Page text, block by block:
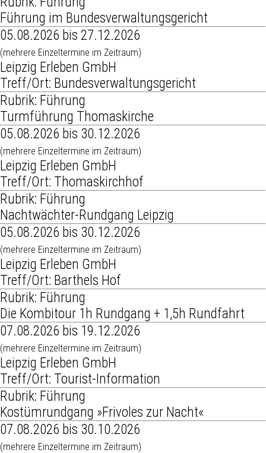
Führung im Bundesverwaltungsgericht
05.08.2026 bis 27.12.2026
(mehrere Einzeltermine im Zeitraum)
Leipzig Erleben GmbH
Treff/Ort: Bundesverwaltungsgericht
Rubrik: Führung
Turmführung Thomaskirche
05.08.2026 bis 30.12.2026
(mehrere Einzeltermine im Zeitraum)
Leipzig Erleben GmbH
Treff/Ort: Thomaskirchhof
Rubrik: Führung
Nachtwächter-Rundgang Leipzig
05.08.2026 bis 30.12.2026
(mehrere Einzeltermine im Zeitraum)
Leipzig Erleben GmbH
Treff/Ort: Barthels Hof
Rubrik: Führung
Die Kombitour 1h Rundgang + 1,5h Rundfahrt
07.08.2026 bis 19.12.2026
(mehrere Einzeltermine im Zeitraum)
Leipzig Erleben GmbH
Treff/Ort: Tourist-Information
Rubrik: Führung
Kostümrundgang »Frivoles zur Nacht«
07.08.2026 bis 30.10.2026
(mehrere Einzeltermine im Zeitraum)